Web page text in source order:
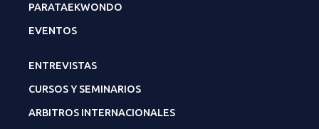
PARATAEKWONDO
EVENTOS
ENTREVISTAS
CURSOS Y SEMINARIOS
ARBITROS INTERNACIONALES